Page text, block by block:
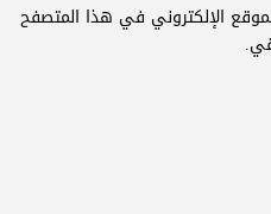
الإلكتروني في هذا المتصفح